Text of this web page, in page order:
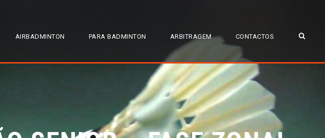
AIRBADMINTON PARA BADMINTON ARBITRAGEM CONTACTOS